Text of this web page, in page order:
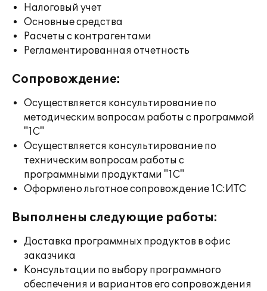
Налоговый учет
Основные средства
Расчеты с контрагентами
Регламентированная отчетность
Сопровождение:
Осуществляется консультирование по
методическим вопросам работы с программой
"1С"
Осуществляется консультирование по
техническим вопросам работы с
программными продуктами "1С"
Оформлено льготное сопровождение 1С:ИТС
Выполнены следующие работы:
Доставка программных продуктов в офис
заказчика
Консультации по выбору программного
обеспечения и вариантов его сопровождения